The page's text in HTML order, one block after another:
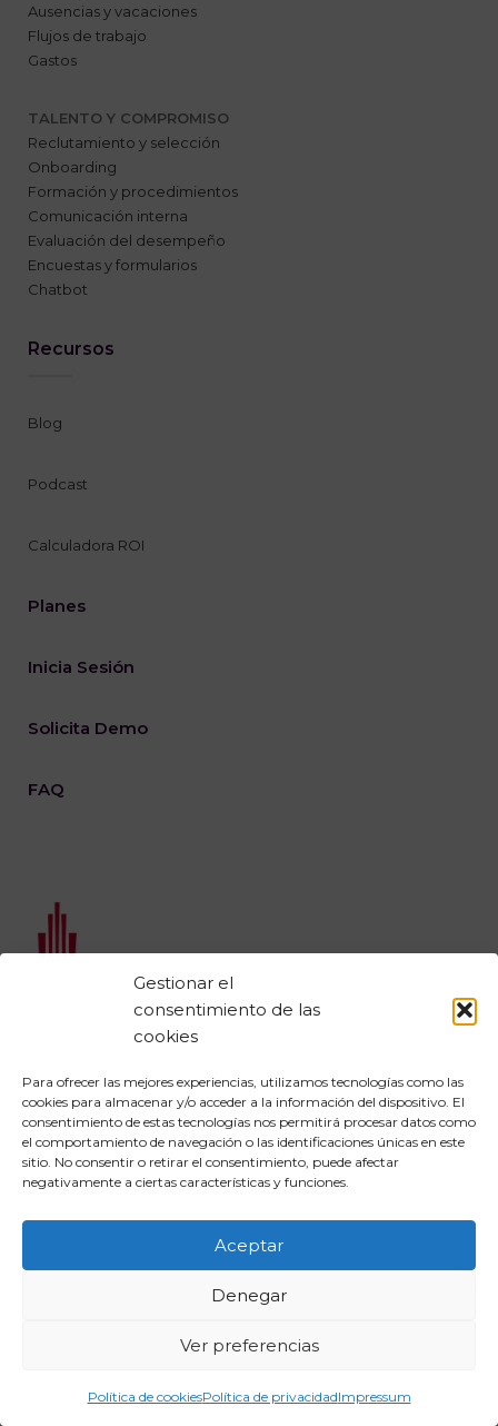
Gestionar el
consentimiento de las
cookies
Para ofrecer las mejores experiencias, utilizamos tecnologías como las
cookies para almacenar y/o acceder a la información del dispositivo. El
consentimiento de estas tecnologías nos permitirá procesar datos como
el comportamiento de navegación o las identificaciones únicas en este
sitio. No consentir o retirar el consentimiento, puede afectar
negativamente a ciertas características y funciones.
Aceptar
Denegar
Ver preferencias
Política de cookiesPolítica de privacidadImpressum
Ausencias y vacaciones
Flujos de trabajo
Gastos
TALENTO Y COMPROMISO
Reclutamiento y selección
Onboarding
Formación y procedimientos
Comunicación interna
Evaluación del desempeño
Encuestas y formularios
Chatbot
Recursos
Blog
Podcast
Calculadora ROI
Planes
Inicia Sesión
Solicita Demo
FAQ